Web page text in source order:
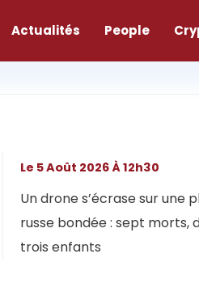
Actualités People
Un drone s’écrase sur une
russe bondée : sept morts,
trois enfants
Le 5 Août 2026 À 12h30